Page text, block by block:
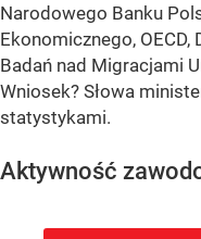
Narodowego Banku
Ekonomicznego, OECD,
Badań nad Migracjami
Wniosek? Słowa
statystykami.
Aktywność